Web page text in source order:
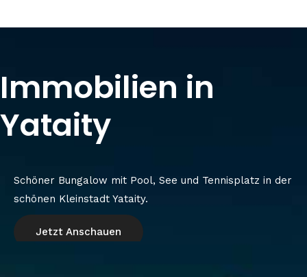
Immobilien in
Yataity
Schöner Bungalow mit Pool, See und Tennisplatz in der
schönen Kleinstadt Yataity.
Jetzt Anschauen